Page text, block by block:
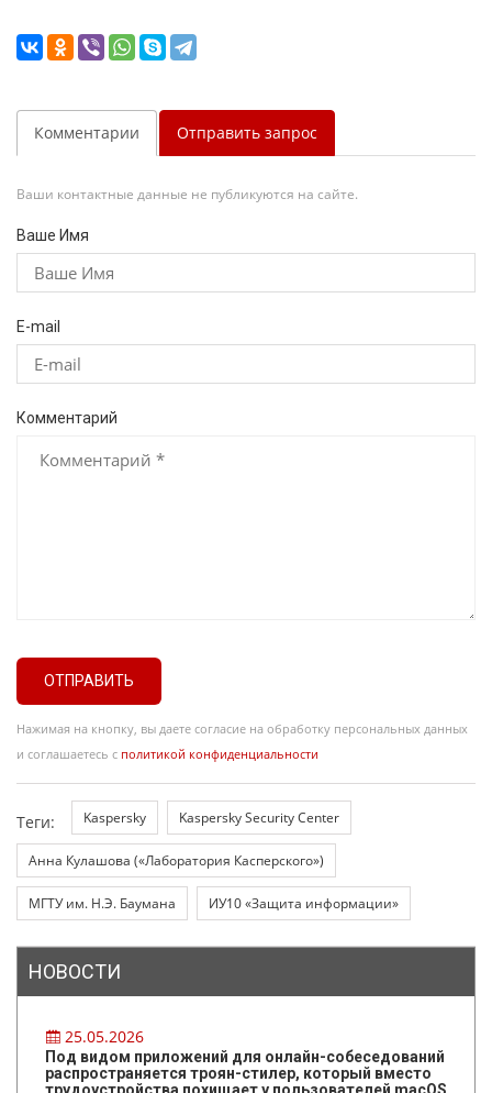
Комментарии Отправить запрос
Ваши контактные данные не публикуются на сайте.
Ваше Имя
E-mail
Комментарий
ОТПРАВИТЬ
Нажимая на кнопку, вы даете согласие на обработку персональных данных
и соглашаетесь с политикой конфиденциальности
Теги: Kaspersky Kaspersky Security Center
Анна Кулашова («Лаборатория Касперского»)
МГТУ им. Н.Э. Баумана ИУ10 «Защита информации»
НОВОСТИ
25.05.2026
Под видом приложений для онлайн-собеседований
распространяется троян-стилер, который вместо